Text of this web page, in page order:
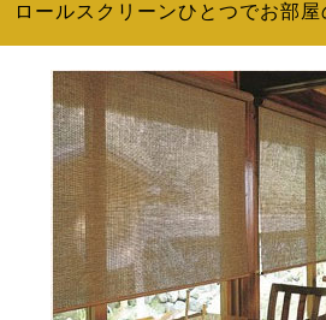
ロールスクリーンひとつでお部屋